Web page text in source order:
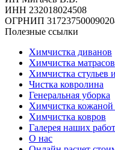
ИНН 232018024508
ОГРНИП
Полезные ссылки
Химчистка диванов
Химчистка матрасов
Химчистка стульев
Чистка ковролина
Генеральная уборка
Химчистка кожаной
Химчистка ковров
Галерея наших работ
О нас